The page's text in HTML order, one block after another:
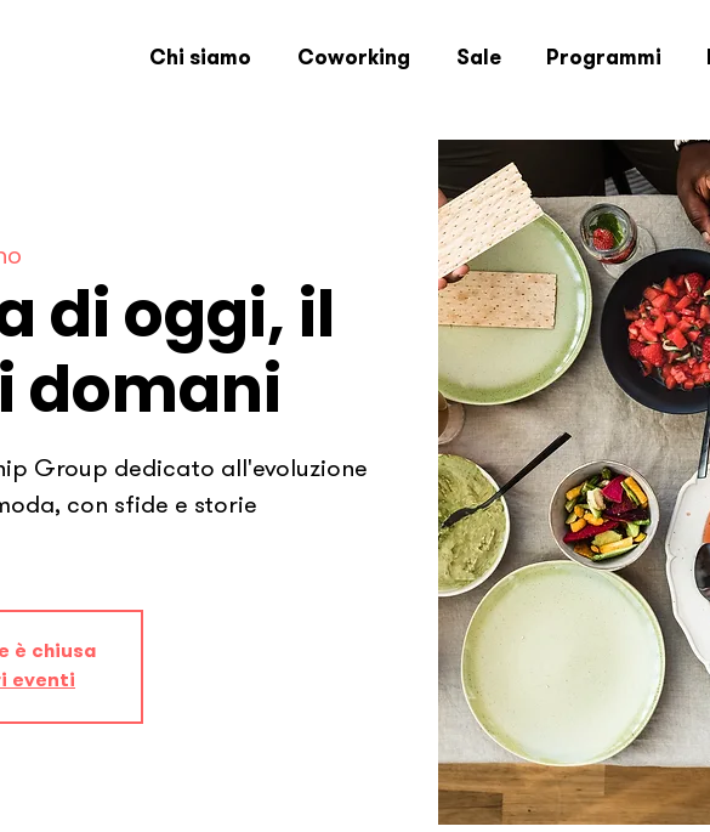
Chi siamo Coworking Sale Programmi
di oggi, il
domani
Group dedicato all'evoluzione
con sfide e storie
è chiusa
eventi